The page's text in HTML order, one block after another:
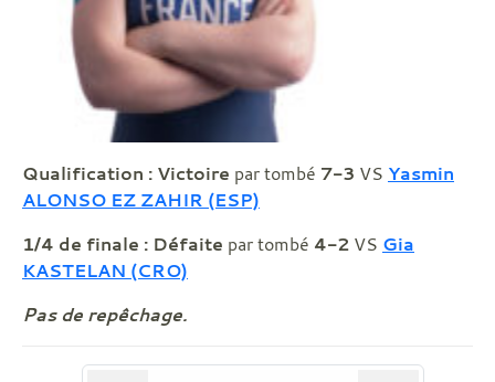
Qualification : Victoire par tombé 7-3 VS Yasmin
ALONSO EZ ZAHIR (ESP)
1/4 de finale : Défaite par tombé 4-2 VS Gia
KASTELAN (CRO)
Pas de repêchage.